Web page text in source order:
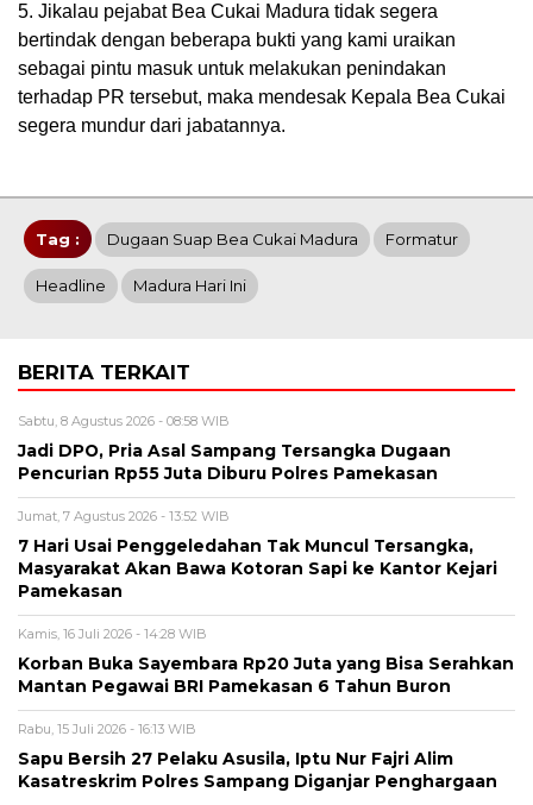
5. Jikalau pejabat Bea Cukai Madura tidak segera
bertindak dengan beberapa bukti yang kami uraikan
sebagai pintu masuk untuk melakukan penindakan
terhadap PR tersebut, maka mendesak Kepala Bea Cukai
segera mundur dari jabatannya.
Tag : Dugaan Suap Bea Cukai Madura Formatur
Headline Madura Hari Ini
BERITA TERKAIT
Sabtu, 8 Agustus 2026 - 08:58 WIB
Jadi DPO, Pria Asal Sampang Tersangka Dugaan
Pencurian Rp55 Juta Diburu Polres Pamekasan
Jumat, 7 Agustus 2026 - 13:52 WIB
7 Hari Usai Penggeledahan Tak Muncul Tersangka,
Masyarakat Akan Bawa Kotoran Sapi ke Kantor Kejari
Pamekasan
Kamis, 16 Juli 2026 - 14:28 WIB
Korban Buka Sayembara Rp20 Juta yang Bisa Serahkan
Mantan Pegawai BRI Pamekasan 6 Tahun Buron
Rabu, 15 Juli 2026 - 16:13 WIB
Sapu Bersih 27 Pelaku Asusila, Iptu Nur Fajri Alim
Kasatreskrim Polres Sampang Diganjar Penghargaan